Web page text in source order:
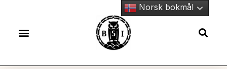
Norsk bokmål